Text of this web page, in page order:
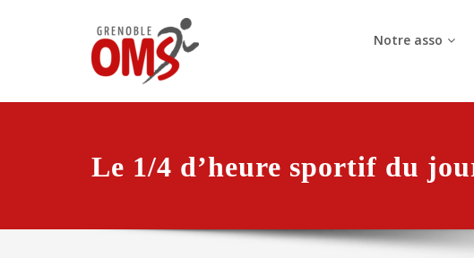
Notre asso
Le 1/4 d’heure sportif du